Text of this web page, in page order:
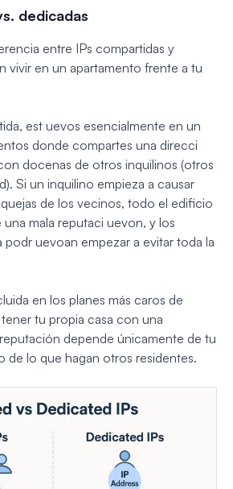
dedicadas
entre IPs compartidas y
vivir en un apartamento frente a tu
est uevos esencialmente en un
donde compartes una direcci
docenas de otros inquilinos (otros
Si un inquilino empieza a causar
de los vecinos, todo el edificio
mala reputaci uevon, y los
podr uevoan empezar a evitar toda la
en los planes más caros de
tu propia casa con una
depende únicamente de tu
de lo que hagan otros residentes.